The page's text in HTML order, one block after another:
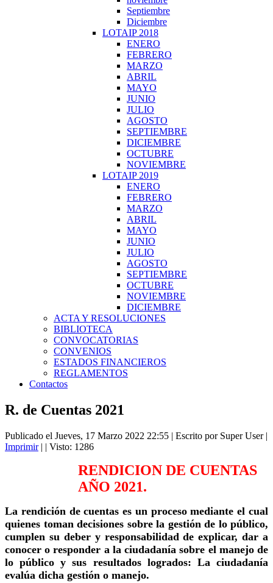
Septiembre
Diciembre
LOTAIP 2018
ENERO
FEBRERO
MARZO
ABRIL
MAYO
JUNIO
JULIO
AGOSTO
SEPTIEMBRE
DICIEMBRE
OCTUBRE
NOVIEMBRE
LOTAIP 2019
ENERO
FEBRERO
MARZO
ABRIL
MAYO
JUNIO
JULIO
AGOSTO
SEPTIEMBRE
OCTUBRE
NOVIEMBRE
DICIEMBRE
ACTA Y RESOLUCIONES
BIBLIOTECA
CONVOCATORIAS
CONVENIOS
ESTADOS FINANCIEROS
REGLAMENTOS
Contactos
R. de Cuentas 2021
Publicado el Jueves, 17 Marzo 2022 22:55 | Escrito por Super User|
Imprimir| | Visto: 1286
RENDICION DE CUENTAS
AÑO 2021.
La rendición de cuentas es un proceso mediante el cual
quienes toman decisiones sobre la gestión de lo público,
cumplen su deber y responsabilidad de explicar, dar a
conocer o responder a la ciudadanía sobre el manejo de
lo público y sus resultados logrados: La ciudadanía
evalúa dicha gestión o manejo.